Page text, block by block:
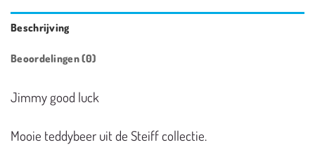
Beschrijving
Beoordelingen (0)
Jimmy good luck
Mooie teddybeer uit de Steiff collectie.